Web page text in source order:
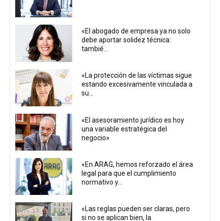
«El abogado de empresa ya no solo
debe aportar solidez técnica:
tambié...
«La protección de las víctimas sigue
estando excesivamente vinculada a
su...
«El asesoramiento jurídico es hoy
una variable estratégica del
negocio»
«En ARAG, hemos reforzado el área
legal para que el cumplimiento
normativo y...
«Las reglas pueden ser claras, pero
si no se aplican bien, la